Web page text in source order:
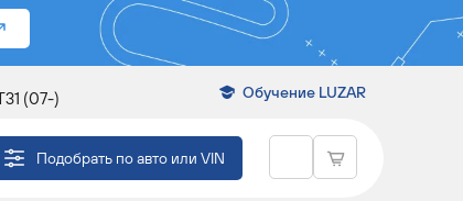
Обучение LUZAR
Подобрать по авто или VIN
(07-)